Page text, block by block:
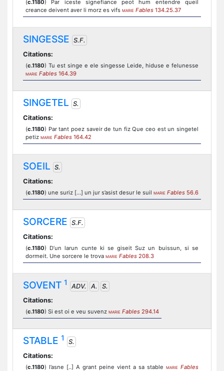
(c.1180) Par iceste signefiance peot hum entendre queil
creance deivent aver li morz es vifs MARIE Fables 134.25.37
SINGESSE S.F.
Citations:
(c.1180) Tu est singe e ele singesse Leide, hiduse e felunesse
MARIE Fables 164.39
SINGETEL S.
Citations:
(c.1180) Par tant poez saveir de tun fiz Que ceo est un singetel
petiz MARIE Fables 164.42
SOEIL S.
Citations:
(c.1180) une suriz […] un jur s’asist desur le suil MARIE Fables 56.6
SORCERE S.F.
Citations:
(c.1180) D’un larun cunte ki se giseit Suz un buissun, si se
dormeit. Une sorcere le trova MARIE Fables 208.3
SOVENT 1 ADV. A.
S.
Citations:
(c.1180) Si est oi e veu suvenz MARIE Fables 294.14
STABLE 1
S.
Citations:
(c.1180) l’asne [..] A grant peine vient a sa stable MARIE Fables